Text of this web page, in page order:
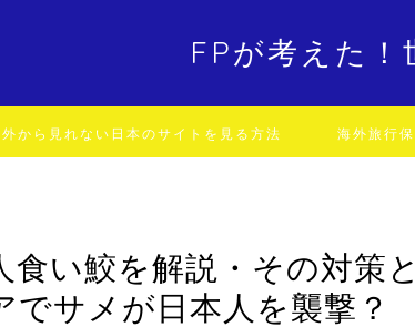
FPが考えた！
から見れない日本のサイトを見る方法 海外旅行
食い鮫を解説・その対策
でサメが日本人を襲撃？